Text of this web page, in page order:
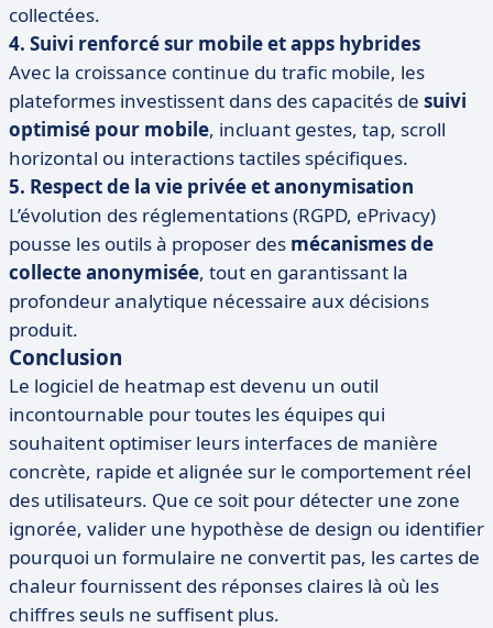
collectées.
4. Suivi renforcé sur mobile et apps hybrides
Avec la croissance continue du trafic mobile, les
plateformes investissent dans des capacités de suivi
optimisé pour mobile, incluant gestes, tap, scroll
horizontal ou interactions tactiles spécifiques.
5. Respect de la vie privée et anonymisation
L’évolution des réglementations (RGPD, ePrivacy)
pousse les outils à proposer des mécanismes de
collecte anonymisée, tout en garantissant la
profondeur analytique nécessaire aux décisions
produit.
Conclusion
Le logiciel de heatmap est devenu un outil
incontournable pour toutes les équipes qui
souhaitent optimiser leurs interfaces de manière
concrète, rapide et alignée sur le comportement réel
des utilisateurs. Que ce soit pour détecter une zone
ignorée, valider une hypothèse de design ou identifier
pourquoi un formulaire ne convertit pas, les cartes de
chaleur fournissent des réponses claires là où les
chiffres seuls ne suffisent plus.